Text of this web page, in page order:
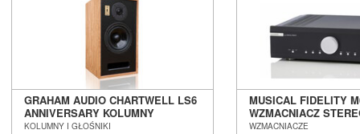
GRAHAM AUDIO CHARTWELL LS6
ANNIVERSARY KOLUMNY
PODSTAWKOWE SALON POZNAŃ
KOLUMNY I GŁOŚNIKI
MUSICAL FIDELITY
WZMACNIACZ
POZNAŃ WROCŁAW
WZMACNIACZE